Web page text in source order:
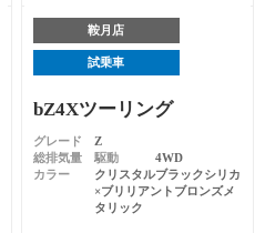
鞍月店
試乗車
bZ4Xツーリング
グレード
Z
総排気量
駆動
4WD
カラー
クリスタルブラックシリカ
×ブリリアントブロンズメ
タリック